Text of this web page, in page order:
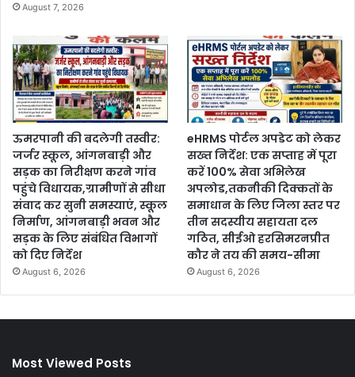
August 7, 2026
ऊमरपानी की बदलेगी तस्वीर:
जर्जर स्कूल, आंगनबाड़ी और
सड़क का निरीक्षण करने गांव
पहुंचे विधायक,ग्रामीणों से सीधा
संवाद कर सुनी समस्याएं, स्कूल
निर्माण, आंगनबाड़ी भवन और
सड़क के लिए संबंधित विभागों
को दिए निर्देश
August 6, 2026
eHRMS पोर्टल अपडेट को लेकर
सख्त निर्देश: एक सप्ताह में पूरा
करें 100% सेवा अभिलेख
अपलोड,तकनीकी दिक्कतों के
समाधान के लिए जिला स्तर पर
तीन सदस्यीय सहायता दल
गठित, सीईओ हरसिमरनप्रीत
कौर ने तय की समय-सीमा
August 6, 2026
Most Viewed Posts